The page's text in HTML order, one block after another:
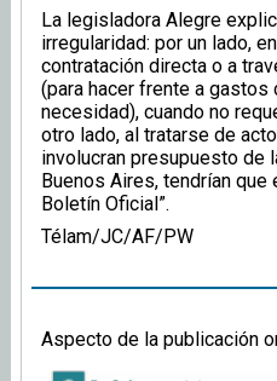
La legisladora Alegre
irregularidad: por un lado,
contratación directa o a
(para hacer frente a
necesidad), cuando no
otro lado, al tratarse de
involucran presupuesto de
Buenos Aires, tendrían
Boletín Oficial”.
Télam/JC/AF/PW
Aspecto de la publicación